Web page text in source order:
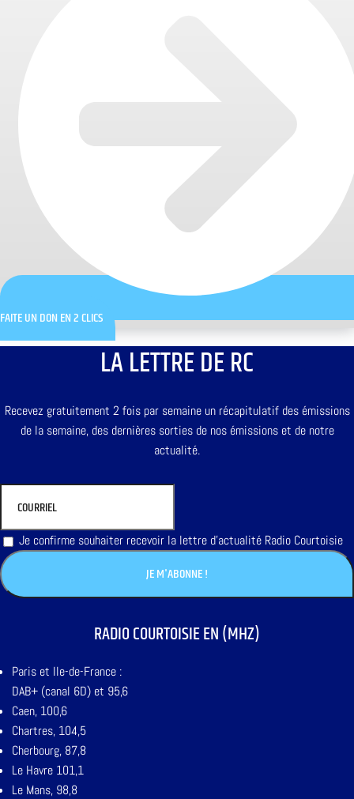
FAITE UN DON EN 2 CLICS
LA LETTRE DE RC
Recevez gratuitement 2 fois par semaine un récapitulatif des émissions
de la semaine, des dernières sorties de nos émissions et de notre
actualité.
Je confirme souhaiter recevoir la lettre d'actualité Radio Courtoisie
RADIO COURTOISIE EN (MHZ)
Paris et Ile-de-France :
DAB+ (canal 6D) et 95,6
Caen, 100,6
Chartres, 104,5
Cherbourg, 87,8
Le Havre 101,1
Le Mans, 98,8